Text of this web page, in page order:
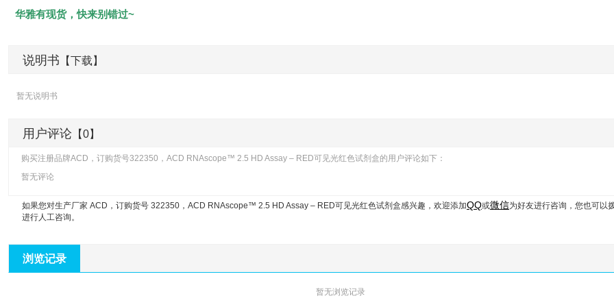
华雅有现货，快来别错过~
说明书 【下载】
暂无说明书
用户评论 【0】
购买注册品牌ACD，订购货号322350，ACD RNAscope™ 2.5 HD Assay – RED可见光红色试剂盒的用户评论如下：
暂无评论
如果您对生产厂家 ACD，订购货号 322350， ACD RNAscope™ 2.5 HD Assay – RED可见光红色试剂盒感兴趣，欢迎添加QQ或微信为好友进行咨询，您也可以
进行人工咨询。
浏览记录
暂无浏览记录